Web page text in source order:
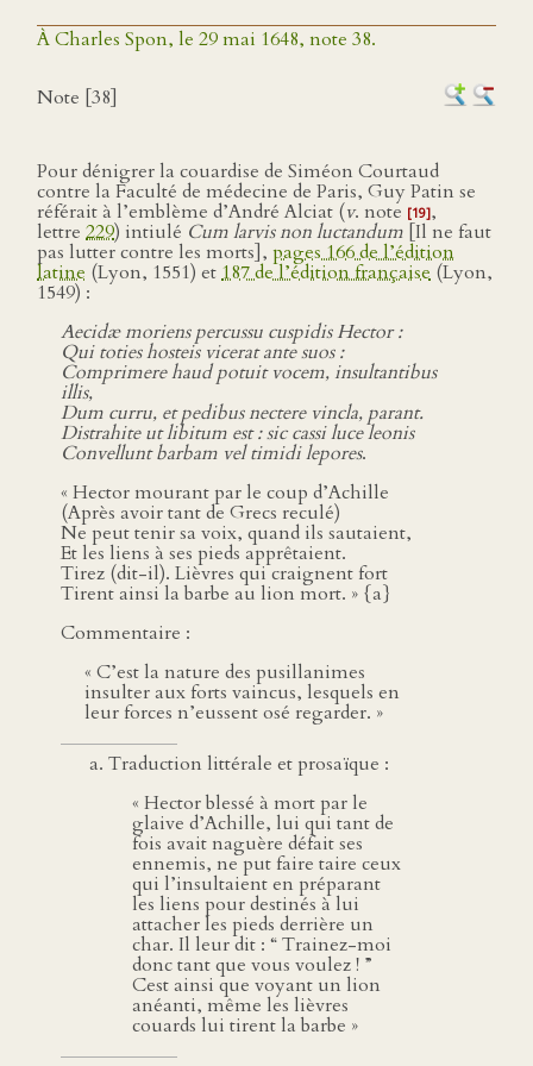
À Charles Spon, le 29 mai 1648, note 38.
Note [38]
Pour dénigrer la couardise de Siméon Courtaud
contre la Faculté de médecine de Paris, Guy Patin se
référait à l’emblème d’André Alciat (v. note [19],
lettre 229) intiulé Cum larvis non luctandum [Il ne faut
pas lutter contre les morts], pages 166 de l’édition
latine (Lyon, 1551) et187 de l’édition française (Lyon,
1549) :
Aecidæ moriens percussu cuspidis Hector :
Qui toties hosteis vicerat ante suos :
Comprimere haud potuit vocem, insultantibus
illis,
Dum curru, et pedibus nectere vincla, parant.
Distrahite ut libitum est : sic cassi luce leonis
Convellunt barbam vel timidi lepores.
« Hector mourant par le coup d’Achille
(Après avoir tant de Grecs reculé)
Ne peut tenir sa voix, quand ils sautaient,
Et les liens à ses pieds apprêtaient.
Tirez (dit-il). Lièvres qui craignent fort
Tirent ainsi la barbe au lion mort. » {a}
Commentaire :
« C’est la nature des pusillanimes
insulter aux forts vaincus, lesquels en
leur forces n’eussent osé regarder. »
Traduction littérale et prosaïque :
« Hector blessé à mort par le
glaive d’Achille, lui qui tant de
fois avait naguère défait ses
ennemis, ne put faire taire ceux
qui l’insultaient en préparant
les liens pour destinés à lui
attacher les pieds derrière un
char. Il leur dit : “ Trainez-moi
donc tant que vous voulez ! ”
Cest ainsi que voyant un lion
anéanti, même les lièvres
couards lui tirent la barbe »